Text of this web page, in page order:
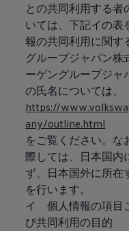
との共同利用する者
いては、下記イの表
報の共同利用に関す
グループジャパン株
ーゲングループジャ
の氏名については、
https://
any/outline.html
をご覧ください。な
際しては、日本国内
ず、日本国外に所在
を行います。
イ 個人情報の項目
び共同利用の目的